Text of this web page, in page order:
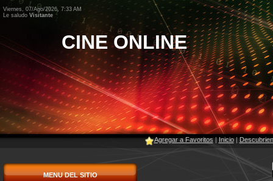
Viernes, 07/Ago/2026, 7:33 AM
Le saludo Visitante
CINE ONLINE
Agregar a Favoritos|Inicio|
MENU DEL SITIO